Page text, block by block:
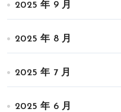
2025 年 9 月
2025 年 8 月
2025 年 7 月
2025 年 6 月